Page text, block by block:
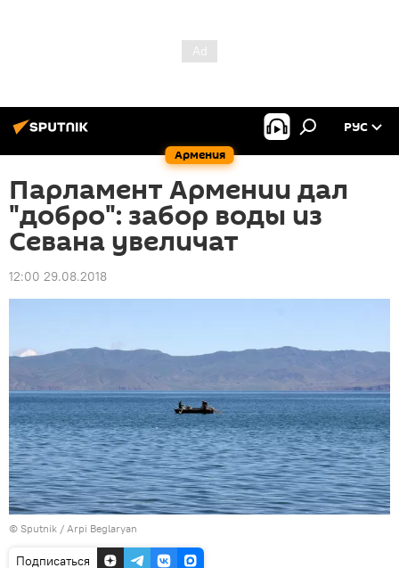
Армения
РУС
Парламент Армении дал
"добро": забор воды из
Севана увеличат
12:00 29.08.2018
© Sputnik / Arpi Beglaryan
Подписаться